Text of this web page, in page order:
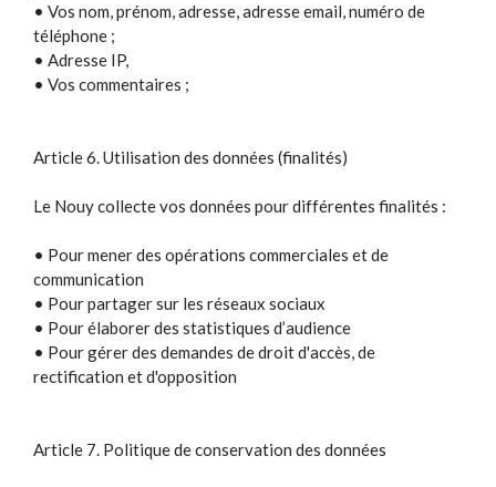
• Vos nom, prénom, adresse, adresse email, numéro de
téléphone ;
• Adresse IP,
• Vos commentaires ;
Article 6. Utilisation des données (finalités)
Le Nouy collecte vos données pour différentes finalités :
• Pour mener des opérations commerciales et de
communication
• Pour partager sur les réseaux sociaux
• Pour élaborer des statistiques d’audience
• Pour gérer des demandes de droit d'accès, de
rectification et d'opposition
Article 7. Politique de conservation des données